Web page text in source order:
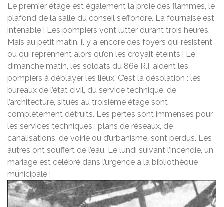
Le premier étage est également la proie des flammes, le
plafond de la salle du conseil s’effondre. La fournaise est
intenable ! Les pompiers vont lutter durant trois heures.
Mais au petit matin, il y a encore des foyers qui résistent
ou qui reprennent alors qu’on les croyait éteints ! Le
dimanche matin, les soldats du 86e R.I. aident les
pompiers à déblayer les lieux. C’est la désolation : les
bureaux de l’état civil, du service technique, de
l’architecture, situés au troisième étage sont
complètement détruits. Les pertes sont immenses pour
les services techniques : plans de réseaux, de
canalisations, de voirie ou d’urbanisme, sont perdus. Les
autres ont souffert de l’eau. Le lundi suivant l’incendie, un
mariage est célébré dans l’urgence à la bibliothèque
municipale !